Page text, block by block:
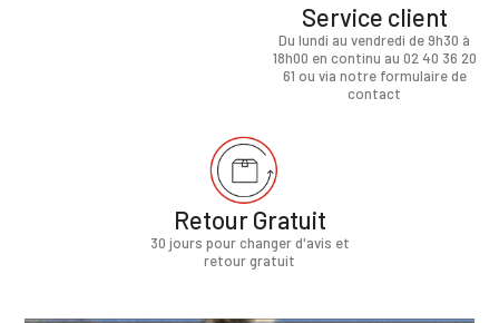
Service client
Du lundi au vendredi de 9h30 à
18h00 en continu au 02 40 36 20
61 ou via notre formulaire de
contact
Retour Gratuit
30 jours pour changer d'avis et
retour gratuit